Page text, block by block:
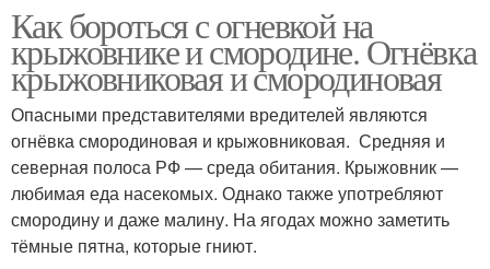
Как бороться с огневкой на
крыжовнике и смородине. Огнёвка
крыжовниковая и смородиновая
Опасными представителями вредителей являются
огнёвка смородиновая и крыжовниковая. Средняя и
северная полоса РФ — среда обитания. Крыжовник —
любимая еда насекомых. Однако также употребляют
смородину и даже малину. На ягодах можно заметить
тёмные пятна, которые гниют.